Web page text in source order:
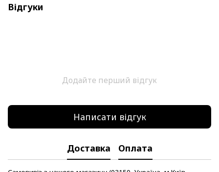
Відгуки
Додайте перший відгук
Написати відгук
Доставка Оплата